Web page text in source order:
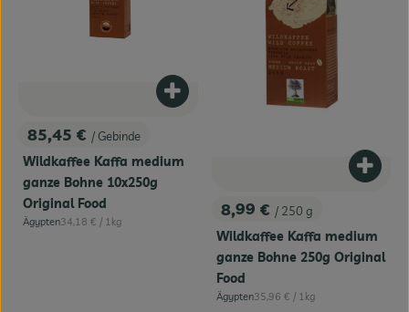
, Preis:
85,45 € / Gebinde
Wildkaffee Kaffa medium
ganze Bohne 10x250g
Original Food
, Herkunft:
Ägypten, Referenzpreis:
34,18 € / 1kg
Produkt zum Warenkorb hinzufügen
, Preis:
8,99 € / 250 g
Wildkaffee Kaffa medium
ganze Bohne 250g Original
Food
, Herkunft:
Ägypten, Referenzpreis:
35,96 € / 1kg